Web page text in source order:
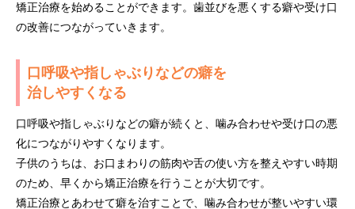
矯正治療を始めることができます。歯並びを悪くする癖や受け口
の改善につながっていきます。
口呼吸や指しゃぶりなどの癖を
治しやすくなる
口呼吸や指しゃぶりなどの癖が続くと、噛み合わせや受け口の悪
化につながりやすくなります。
子供のうちは、お口まわりの筋肉や舌の使い方を整えやすい時期
のため、早くから矯正治療を行うことが大切です。
矯正治療とあわせて癖を治すことで、噛み合わせが整いやすい環